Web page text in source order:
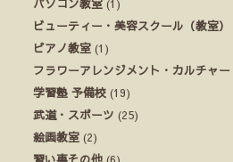
パソコン教室 (1)
ビューティー・美容スクール（教室）
ピアノ教室 (1)
フラワーアレンジメント・カルチャー
学習塾 予備校 (19)
武道・スポーツ (25)
絵画教室 (2)
習い事その他 (6)